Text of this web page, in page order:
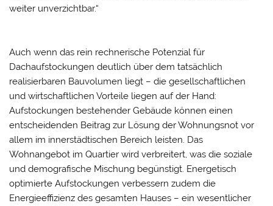
weiter unverzichtbar.“
Auch wenn das rein rechnerische Potenzial für
Dachaufstockungen deutlich über dem tatsächlich
realisierbaren Bauvolumen liegt – die gesellschaftlichen
und wirtschaftlichen Vorteile liegen auf der Hand:
Aufstockungen bestehender Gebäude können einen
entscheidenden Beitrag zur Lösung der Wohnungsnot vor
allem im innerstädtischen Bereich leisten. Das
Wohnangebot im Quartier wird verbreitert, was die soziale
und demografische Mischung begünstigt. Energetisch
optimierte Aufstockungen verbessern zudem die
Energieeffizienz des gesamten Hauses – ein wesentlicher